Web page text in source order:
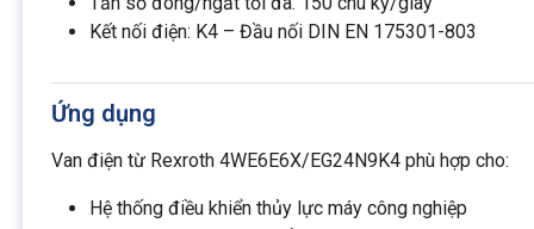
Kết nối điện: K4 – Đầu nối DIN EN 175301-803
Ứng dụng
Van điện từ Rexroth 4WE6E6X/EG24N9K4 phù hợp cho:
Hệ thống điều khiển thủy lực máy công nghiệp